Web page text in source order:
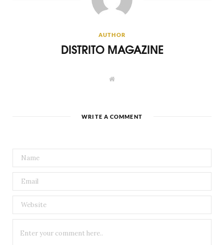
AUTHOR
DISTRITO MAGAZINE
W
e
WRITE A COMMENT